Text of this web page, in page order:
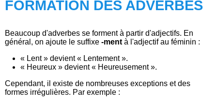
FORMATION DES ADVERBES
Beaucoup d'adverbes se forment à partir d'adjectifs. En
général, on ajoute le suffixe -ment à l'adjectif au féminin :
« Lent » devient « Lentement ».
« Heureux » devient « Heureusement ».
Cependant, il existe de nombreuses exceptions et des
formes irrégulières. Par exemple :